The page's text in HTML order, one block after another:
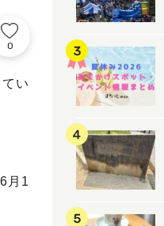
0
い
月1